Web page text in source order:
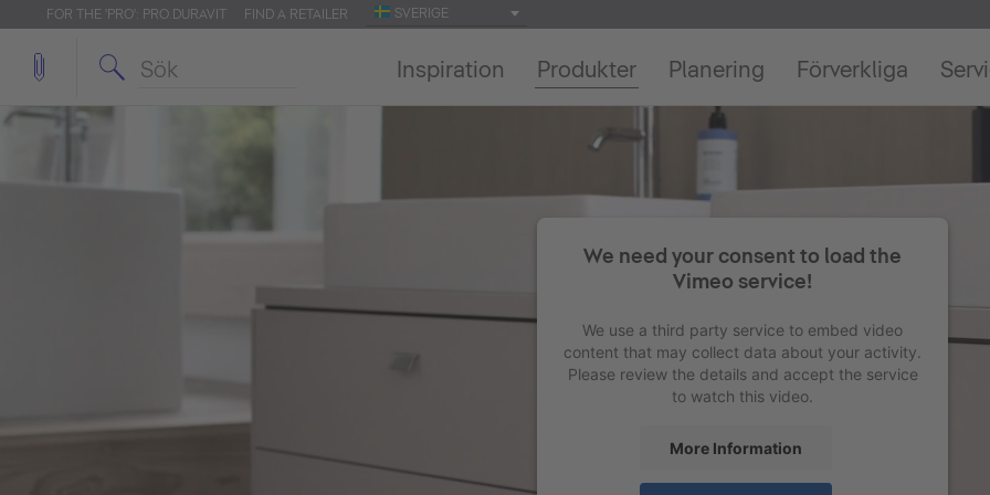
FOR THE 'PRO': PRO.DURAVIT FIND A RETAILER SVERIGE
Inspiration Produkter Planering Förverkliga
We need your consent to load the
Vimeo service!
We use a third party service to embed video
content that may collect data about your activity.
Please review the details and accept the service
to watch this video.
More Information